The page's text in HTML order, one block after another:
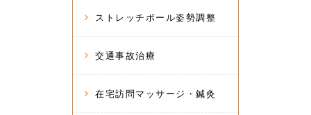
ストレッチポール姿勢調整
交通事故治療
在宅訪問マッサージ・鍼灸